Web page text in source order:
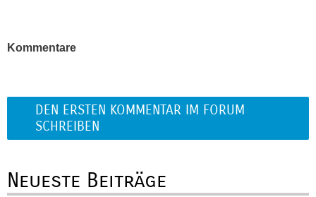
Kommentare
DEN ERSTEN KOMMENTAR IM FORUM
SCHREIBEN
Neueste Beiträge